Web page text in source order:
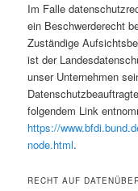
Im Falle
ein Beschwerderecht
Zuständige
ist der
unser Unternehmen
folgendem Link
https://
node.html.
RECHT AUF